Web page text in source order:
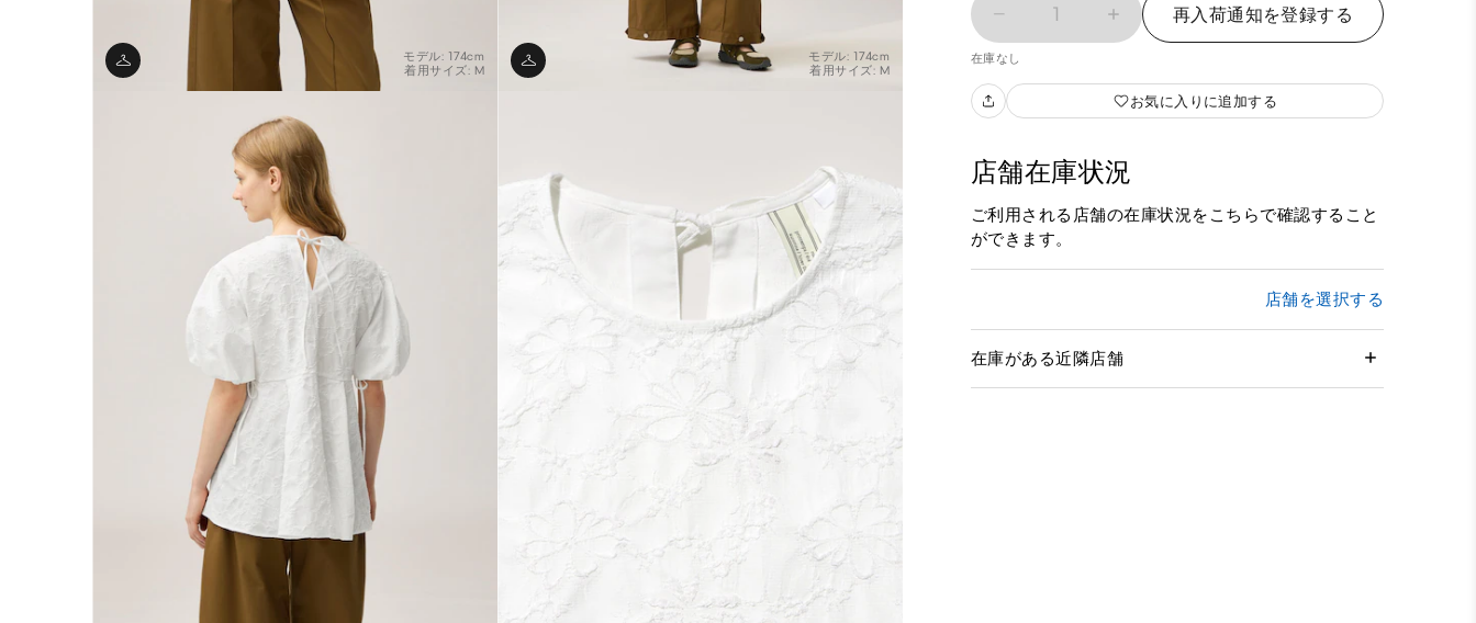
1 再入荷通知を登録する
在庫なし
お気に入りに追加する
店舗在庫状況
ご利用される店舗の在庫状況をこちらで確認すること
ができます。
店舗を選択する
在庫がある近隣店舗
モデル: 174cm
着用サイズ: M
モデル: 174cm
着用サイズ: M